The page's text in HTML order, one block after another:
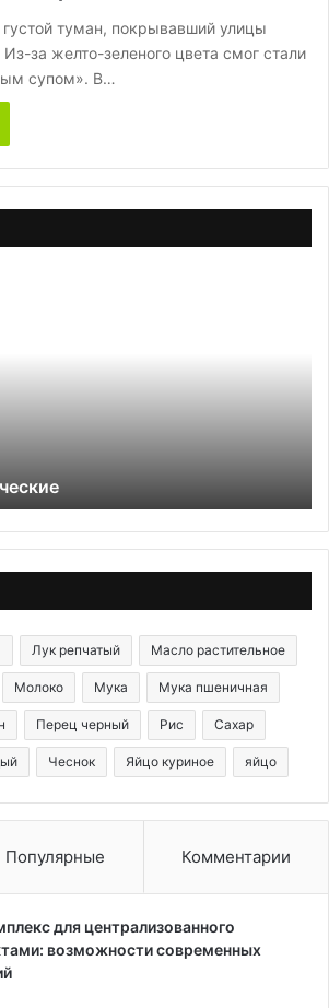
туман, покрывавший улицы
за желто-зеленого цвета смог стали
супом». В…
Лук репчатый Масло растительное
Молоко Мука Мука пшеничная
Перец черный Рис Сахар
Чеснок Яйцо куриное яйцо
Популярные Комментарии
для централизованного
возможности современных